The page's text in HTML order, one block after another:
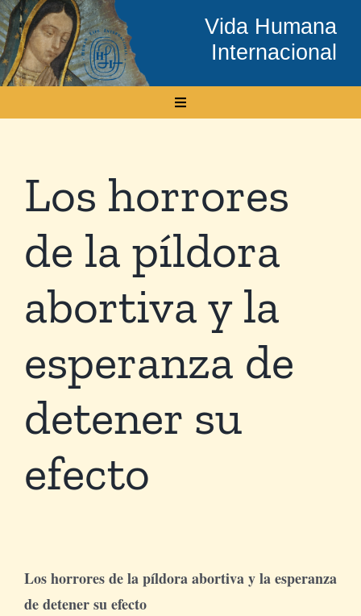
Skip
to
content
Vida Humana
Internacional
Toggle
Conócenos
Temas
Boletín Electrónico
Media
Tienda Virtual
Buscar
Los horrores
de la píldora
abortiva y la
esperanza de
detener su
efecto
Los horrores de la píldora abortiva y la esperanza
de detener su efecto